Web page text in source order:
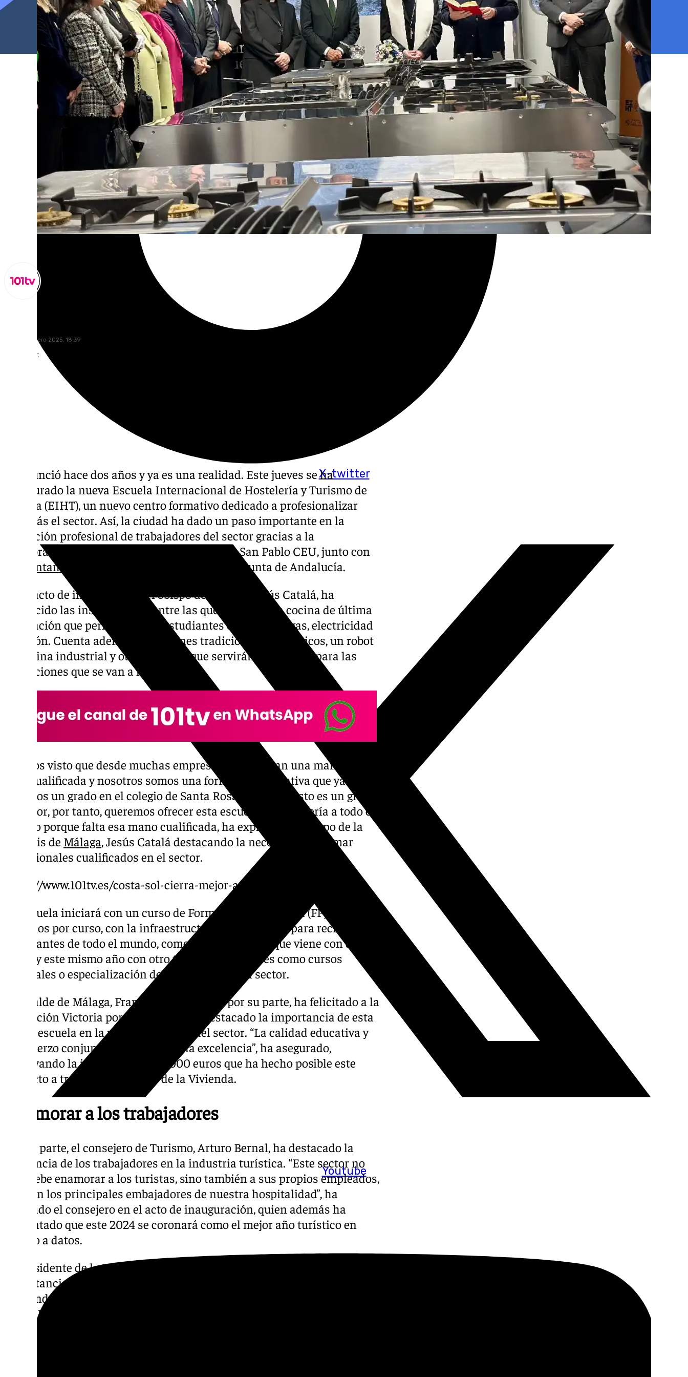
X-twitter
Youtube
jueves, 9 enero 2025, 18:39
Compartir:
Se anunció hace dos años y ya es una realidad. Este jueves se ha
inaugurado la nueva Escuela Internacional de Hostelería y Turismo de
Málaga (EIHT), un nuevo centro formativo dedicado a profesionalizar
aún más el sector. Así, la ciudad ha dado un paso importante en la
formación profesional de trabajadores del sector gracias a la
colaboración entre las fundaciones Victoria y San Pablo CEU, junto con
Ayuntamiento de Málaga
, la Diputación y la Junta de Andalucía.
En el acto de inauguración, el obispo de Málaga, Jesús Catalá, ha
bendecido las instalaciones, entre las que destaca una cocina de última
generación que permitirá a los estudiantes cocinar con gas, electricidad
y carbón. Cuenta además con fogones tradicionales y asiáticos, un robot
de cocina industrial y otros equipos que servirán de utilidad para las
formaciones que se van a llevar a cabo.
“Hemos visto que desde muchas empresas necesitaban una mano de
obra cualificada y nosotros somos una formación educativa que ya
tenemos un grado en el colegio de Santa Rosa de Lima y esto es un grado
superior, por tanto, queremos ofrecer esta escuela de hostelería a todo el
mundo porque falta esa mano cualificada, ha explicado el obispo de la
diócesis de Málaga, Jesús Catalá destacando la necesidad de formar
profesionales cualificados en el sector.
https://www.101tv.es/costa-sol-cierra-mejor-ano-turistico-historia/
La escuela iniciará con un curso de Formación Profesional (FP) para 20
alumnos por curso, con la infraestructura ya preparada para recibir
estudiantes de todo el mundo, comenzando el curso que viene con dicho
grado y este mismo año con otro tipo de formaciones como cursos
puntuales o especialización de profesionales del sector.
El alcalde de Málaga, Francisco de la Torre, por su parte, ha felicitado a la
Fundación Victoria por su trabajo y ha destacado la importancia de esta
nueva escuela en la mejora continua del sector. “La calidad educativa y
el esfuerzo conjunto nos llevarán a la excelencia”, ha asegurado,
subrayando la inversión de 600.000 euros que ha hecho posible este
proyecto a través del Instituto de la Vivienda.
Enamorar a los trabajadores
Por su parte, el consejero de Turismo, Arturo Bernal, ha destacado la
relevancia de los trabajadores en la industria turística. “Este sector no
solo debe enamorar a los turistas, sino también a sus propios empleados,
que son los principales embajadores de nuestra hospitalidad”, ha
señalado el consejero en el acto de inauguración, quien además ha
adelantado que este 2024 se coronará como el mejor año turístico en
cuanto a datos.
El presidente de la Diputación, Francisco Salado, ha subrayado la
importancia de la formación en hostelería, afirmando que “más del 70%
de la industria turística depende de este sector”. De hecho, ha anunciado
que la Diputación aportará productos de la marca Sabor a Málaga para